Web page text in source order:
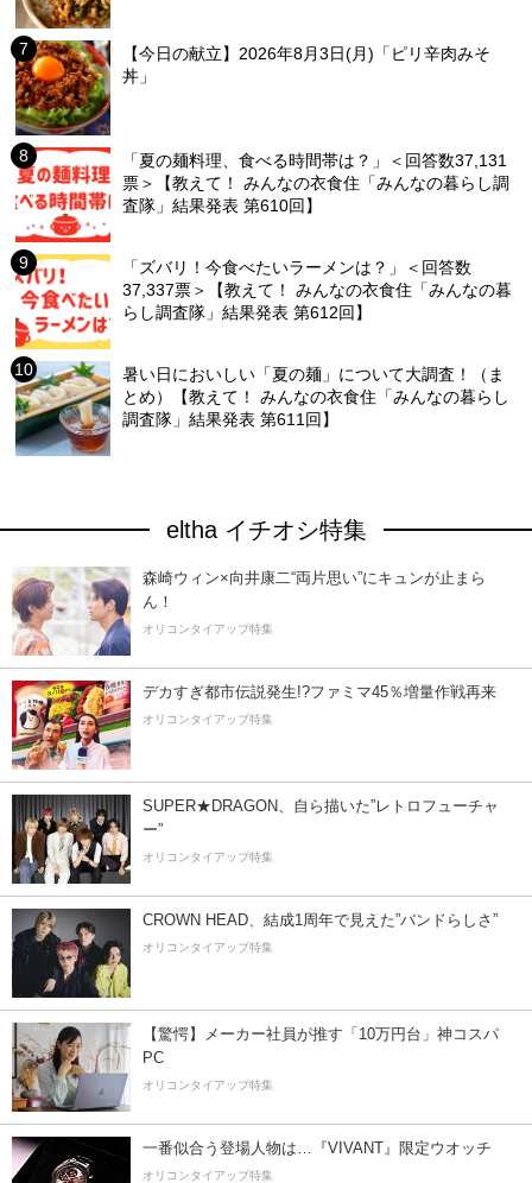
【今日の献立】2026年8月3日(月)「ピリ辛肉みそ
丼」
「夏の麺料理、食べる時間帯は？」＜回答数37,131
票＞【教えて！ みんなの衣食住「みんなの暮らし調
査隊」結果発表 第610回】
「ズバリ！今食べたいラーメンは？」＜回答数
37,337票＞【教えて！ みんなの衣食住「みんなの暮
らし調査隊」結果発表 第612回】
暑い日においしい「夏の麺」について大調査！（ま
とめ）【教えて！ みんなの衣食住「みんなの暮らし
調査隊」結果発表 第611回】
eltha イチオシ特集
森崎ウィン×向井康二“両片思い”にキュンが止まら
ん！
オリコンタイアップ特集
デカすぎ都市伝説発生!?ファミマ45％増量作戦再来
オリコンタイアップ特集
SUPER★DRAGON、自ら描いた”レトロフューチャ
ー”
オリコンタイアップ特集
CROWN HEAD、結成1周年で見えた”バンドらしさ”
オリコンタイアップ特集
【驚愕】メーカー社員が推す「10万円台」神コスパ
PC
オリコンタイアップ特集
一番似合う登場人物は…『VIVANT』限定ウオッチ
オリコンタイアップ特集